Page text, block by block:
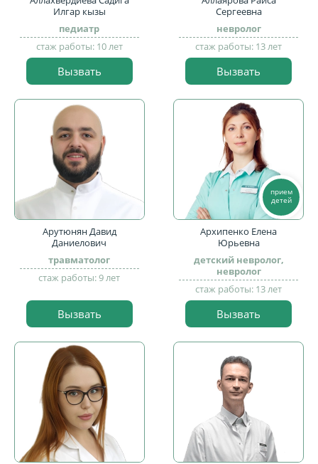
Илгар кызы
педиатр
стаж работы: 10 лет
Вызвать
Сергеевна
невролог
стаж работы: 13 лет
Вызвать
Арутюнян Давид
Даниелович
травматолог
стаж работы: 9 лет
Вызвать
прием
детей
Архипенко Елена
Юрьевна
детский невролог,
невролог
стаж работы: 13 лет
Вызвать